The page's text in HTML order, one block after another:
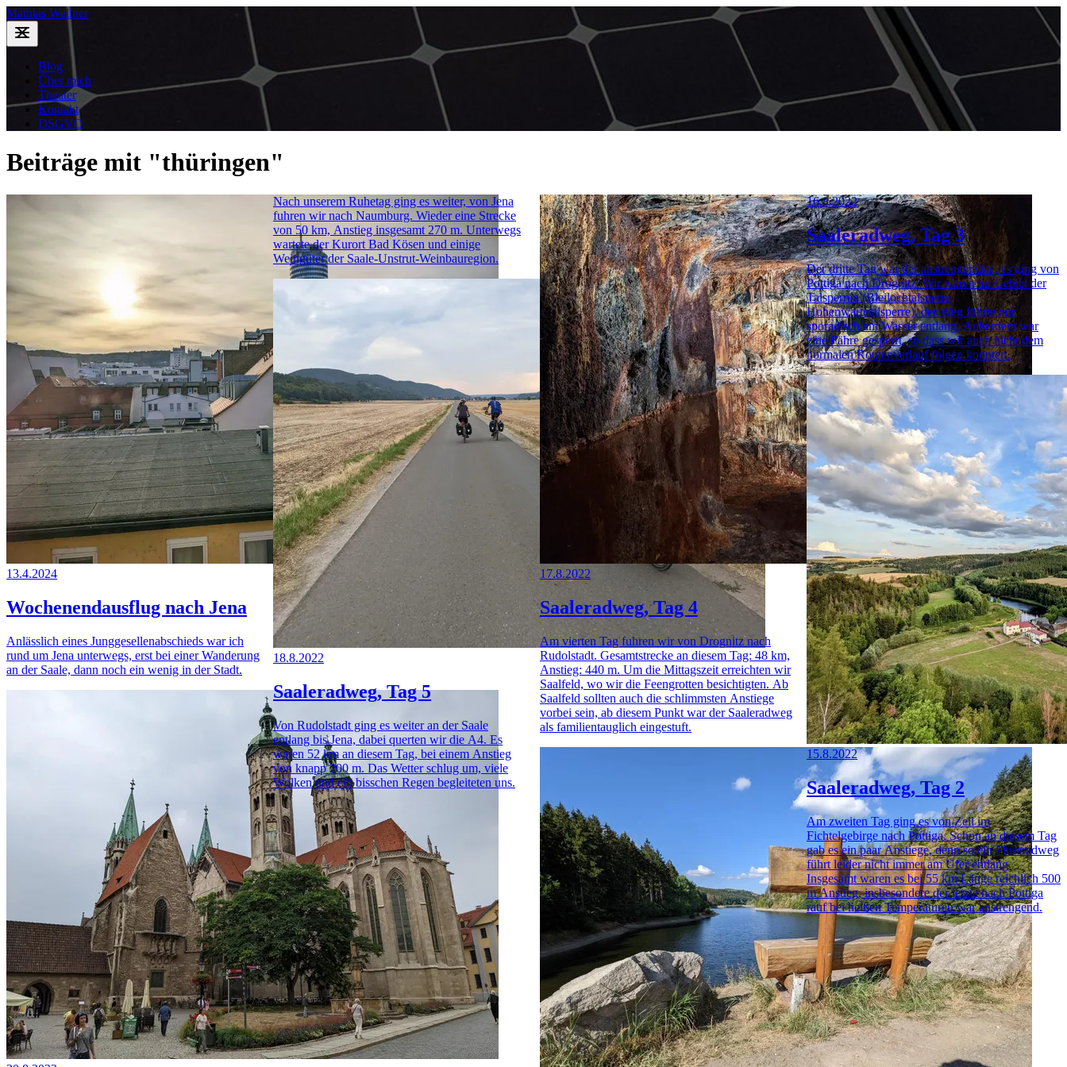
Mathias Wellner
Blog
Über mich
Theater
Kontakt
DSGVO
Beiträge mit "thüringen"
13.4.2024
Wochenendausflug nach Jena
Anlässlich eines Junggesellenabschieds war ich
rund um Jena unterwegs, erst bei einer Wanderung
an der Saale, dann noch ein wenig in der Stadt.
Nach unserem Ruhetag ging es weiter, von Jena
fuhren wir nach Naumburg. Wieder eine Strecke
von 50 km, Anstieg insgesamt 270 m. Unterwegs
wartete der Kurort Bad Kösen und einige
Weingüter der Saale-Unstrut-Weinbauregion.
18.8.2022
Saaleradweg, Tag 5
Von Rudolstadt ging es weiter an der Saale
entlang bis Jena, dabei querten wir die A4. Es
waren 52 km an diesem Tag, bei einem Anstieg
von knapp 200 m. Das Wetter schlug um, viele
Wolken und ein bisschen Regen begleiteten uns.
17.8.2022
Saaleradweg, Tag 4
Am vierten Tag fuhren wir von Drognitz nach
Rudolstadt. Gesamtstrecke an diesem Tag: 48 km,
Anstieg: 440 m. Um die Mittagszeit erreichten wir
Saalfeld, wo wir die Feengrotten besichtigten. Ab
Saalfeld sollten auch die schlimmsten Anstiege
vorbei sein, ab diesem Punkt war der Saaleradweg
als familientauglich eingestuft.
16.8.2022
Saaleradweg, Tag 3
Der dritte Tag war der anstrengendste, es ging von
Pottiga nach Drognitz. Wir waren im Gebiet der
Talsperren (Bleilochtalsperre,
Hohenwartetalsperre), der Weg führte nur
sporadisch am Wasser entlang. Außerdem war
eine Fähre gesperrt, so dass wir auch nicht dem
normalen Routenverlauf folgen konnten.
15.8.2022
Saaleradweg, Tag 2
Am zweiten Tag ging es von Zell im
Fichtelgebirge nach Pottiga. Schon an diesem Tag
gab es ein paar Anstiege, denn so ein Flussradweg
führt leider nicht immer am Ufer entlang.
Insgesamt waren es bei 55 km Länge reichlich 500
m Anstieg, insbesondere der letzte nach Pottiga
rauf bei heißen Temperaturen war anstrengend.